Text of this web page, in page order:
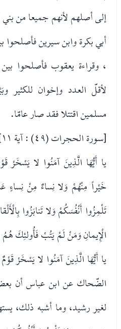
إلى أصلهم لأنهم جميعا من
أبي بكرة وابن سيرين فأصلحوا
، وقراءة يعقوب فأصلحوا
لأقلّ العدد وإخوان للكثير
مسلمين اقتتلا فقد صار عامّا.
[سورة الحجرات (٤٩) : آية ١١]
يا أَيُّهَا الَّذِينَ آمَنُوا لا
خَيْراً مِنْهُمْ وَلا نِساءٌ مِنْ
تَلْمِزُوا أَنْفُسَكُمْ وَلا تَنابَزُوا
الْإِيمانِ وَمَنْ لَمْ يَتُبْ فَأُولئِكَ هُمُ
يا أَيُّهَا الَّذِينَ آمَنُوا لا يَسْخَرْ
الضّحاك عن ابن عباس أن
لغير رشيد، وما أشبه ذلك،